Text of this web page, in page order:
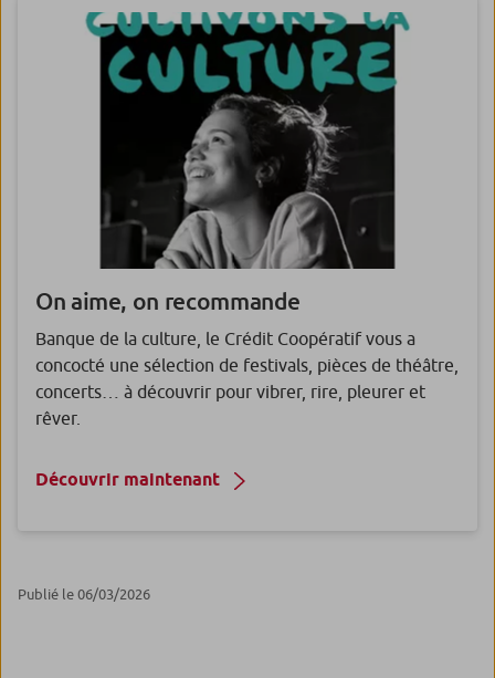
On aime, on recommande
Banque de la culture, le Crédit Coopératif vous a
concocté une sélection de festivals, pièces de théâtre,
concerts… à découvrir pour vibrer, rire, pleurer et
rêver.
Découvrir maintenant
Publié le 06/03/2026